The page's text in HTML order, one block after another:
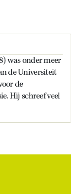
was onder meer
de Universiteit
de
Hij schreef veel